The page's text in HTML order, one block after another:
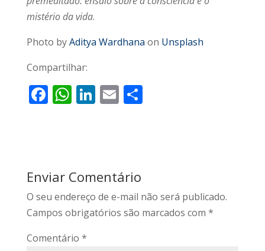
mistério da vida.
Photo byAditya Wardhana on Unsplash
Compartilhar:
F
o
o
k
W
A
p
p
Li
dI
n
E S
Enviar Comentário
O seu endereço de e-mail não será publicado.
Campos obrigatórios são marcados com *
Comentário *